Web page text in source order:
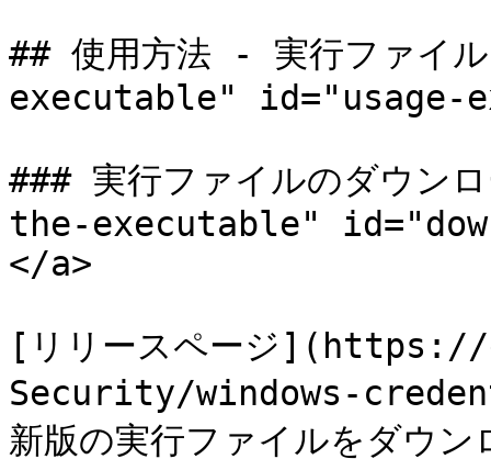
## 使用方法 - 実行ファイ
executable" id="usage-
### 実行ファイルのダウ
the-executable"
</a>
[リリースページ
Security/windows-
新版の実行ファイルをダウン